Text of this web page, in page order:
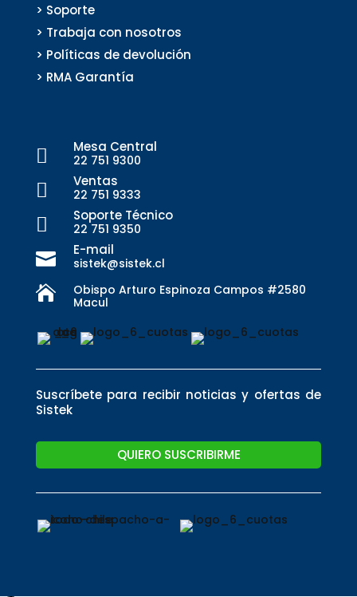
> Soporte
> Trabaja con nosotros
> Políticas de devolución
> RMA Garantía
 Mesa Central
22 751 9300
 Ventas
22 751 9333
 Soporte Técnico
22 751 9350
 E-mail
sistek@sistek.cl

Obispo Arturo Espinoza Campos #2580
Macul
Suscríbete para recibir noticias y ofertas de
Sistek
QUIERO SUSCRIBIRME